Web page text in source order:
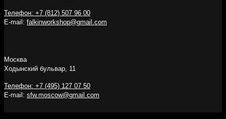
Телефон: +7 (812) 507 96 00
E-mail: falkinworkshop@gmail.com
Москва
Ходынский бульвар, 11
Телефон: +7 (495) 127 07 50
E-mail: sfw.moscow@gmail.com